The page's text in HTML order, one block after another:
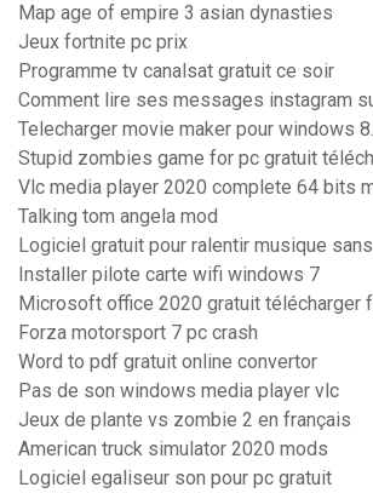
Map age of empire 3 asian dynasties
Jeux fortnite pc prix
Programme tv canalsat gratuit ce soir
Comment lire ses messages instagram
Telecharger movie maker pour windows
Stupid zombies game for pc gratuit
Vlc media player 2020 complete 64 bits
Talking tom angela mod
Logiciel gratuit pour ralentir musique
Installer pilote carte wifi windows 7
Microsoft office 2020 gratuit télécharger
Forza motorsport 7 pc crash
Word to pdf gratuit online convertor
Pas de son windows media player vlc
Jeux de plante vs zombie 2 en français
American truck simulator 2020 mods
Logiciel egaliseur son pour pc gratuit